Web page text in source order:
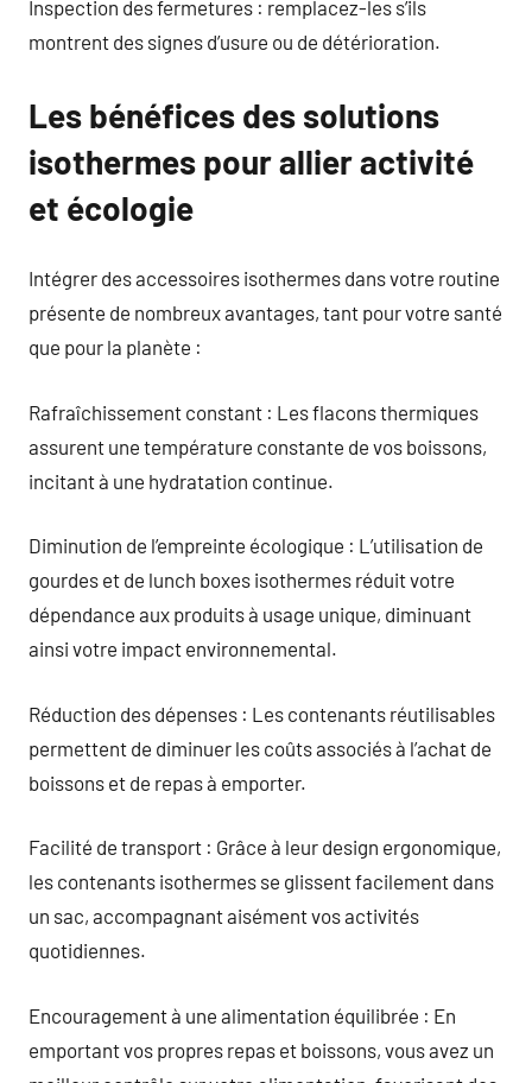
Inspection des fermetures : remplacez-les s’ils
montrent des signes d’usure ou de détérioration.
Les bénéfices des solutions
isothermes pour allier activité
et écologie
Intégrer des accessoires isothermes dans votre routine
présente de nombreux avantages, tant pour votre santé
que pour la planète :
Rafraîchissement constant : Les flacons thermiques
assurent une température constante de vos boissons,
incitant à une hydratation continue.
Diminution de l’empreinte écologique : L’utilisation de
gourdes et de lunch boxes isothermes réduit votre
dépendance aux produits à usage unique, diminuant
ainsi votre impact environnemental.
Réduction des dépenses : Les contenants réutilisables
permettent de diminuer les coûts associés à l’achat de
boissons et de repas à emporter.
Facilité de transport : Grâce à leur design ergonomique,
les contenants isothermes se glissent facilement dans
un sac, accompagnant aisément vos activités
quotidiennes.
Encouragement à une alimentation équilibrée : En
emportant vos propres repas et boissons, vous avez un